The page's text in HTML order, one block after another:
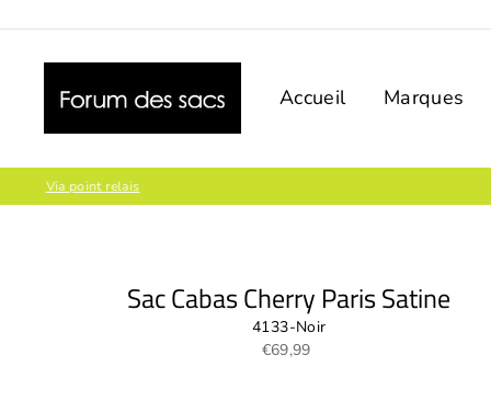
au
Accueil Marques
Sac Cabas Cherry Paris Satine
4133-Noir
Prix
€69,99